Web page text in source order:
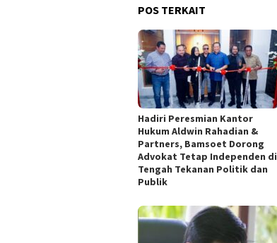
POS TERKAIT
Hadiri Peresmian Kantor
Hukum Aldwin Rahadian &
Partners, Bamsoet Dorong
Advokat Tetap Independen di
Tengah Tekanan Politik dan
Publik